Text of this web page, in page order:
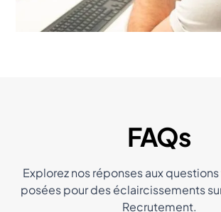
FAQs
Explorez nos réponses aux
posées pour des éclaircissements
Recrutement.